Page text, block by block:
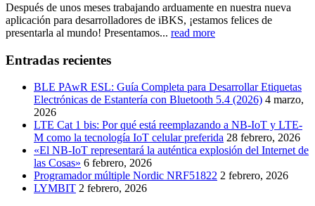
Después de unos meses trabajando arduamente en nuestra nueva
aplicación para desarrolladores de iBKS, ¡estamos felices de
presentarla al mundo! Presentamos... read more
Entradas recientes
BLE PAwR ESL: Guía Completa para Desarrollar Etiquetas
Electrónicas de Estantería con Bluetooth 5.4 (2026) 4 marzo,
2026
LTE Cat 1 bis: Por qué está reemplazando a NB-IoT y LTE-
M como la tecnología IoT celular preferida 28 febrero, 2026
«El NB-IoT representará la auténtica explosión del Internet de
las Cosas» 6 febrero, 2026
Programador múltiple Nordic NRF51822 2 febrero, 2026
LYMBIT 2 febrero, 2026